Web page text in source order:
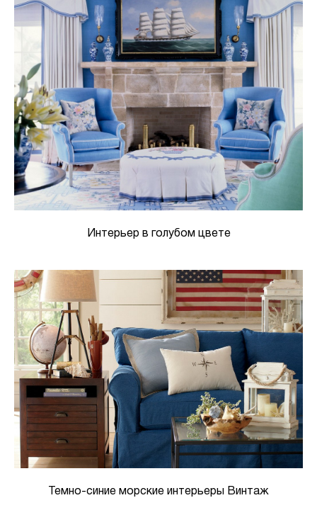
Интерьер в голубом цвете
Темно-синие морские интерьеры Винтаж